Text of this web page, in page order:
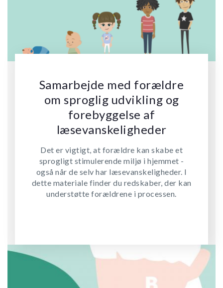
Samarbejde med forældre
om sproglig udvikling og
forebyggelse af
læsevanskeligheder
Det er vigtigt, at forældre kan skabe et
sprogligt stimulerende miljø i hjemmet -
også når de selv har læsevanskeligheder. I
dette materiale finder du redskaber, der kan
understøtte forældrene i processen.